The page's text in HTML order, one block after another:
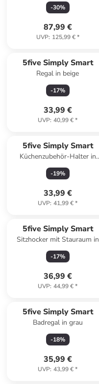
-30%
87,99 €
UVP: 125,99 €*
5five Simply Smart
Regal in beige
-17%
33,99 €
UVP: 40,99 €*
5five Simply Smart
Küchenzubehör-Halter in
braun
-19%
33,99 €
UVP: 41,99 €*
5five Simply Smart
Sitzhocker mit Stauraum in
grau
-17%
36,99 €
UVP: 44,99 €*
5five Simply Smart
Badregal in grau
-18%
35,99 €
UVP: 43,99 €*